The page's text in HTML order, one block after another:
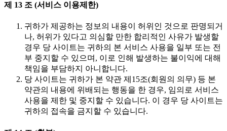
제 13 조 (서비스 이용제한)
귀하가 제공하는 정보의 내용이 허위인 것으로 판명되거
나, 허위가 있다고 의심할 만한 합리적인 사유가 발생할
경우 당 사이트는 귀하의 본 서비스 사용을 일부 또는 전
부 중지할 수 있으며, 이로 인해 발생하는 불이익에 대해
책임을 부담하지 아니합니다.
당 사이트는 귀하가 본 약관 제15조(회원의 의무) 등 본
약관의 내용에 위배되는 행동을 한 경우, 임의로 서비스
사용을 제한 및 중지할 수 있습니다. 이 경우 당 사이트는
귀하의 접속을 금지할 수 있습니다.